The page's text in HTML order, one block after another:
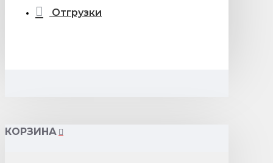
Отгрузки
КОРЗИНА